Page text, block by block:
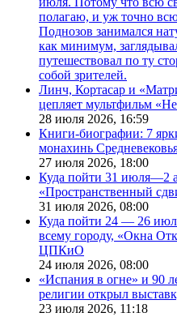
полагаю, и уж точно
Поднозов занимался
как минимум,
путешествовал по ту
собой зрителей.
Линч, Кортасар и
цепляет мультфильм
28 июля 2026, 16:59
Книги-биографии: 7
монахинь
27 июля 2026, 18:00
Куда пойти 31 июля—2
«Пространственный
31 июля 2026, 08:00
Куда пойти 24 — 26
всему городу, «Окна
ЦПКиО
24 июля 2026, 08:00
«Испания в огне» и 90
религии открыл
23 июля 2026, 11:18